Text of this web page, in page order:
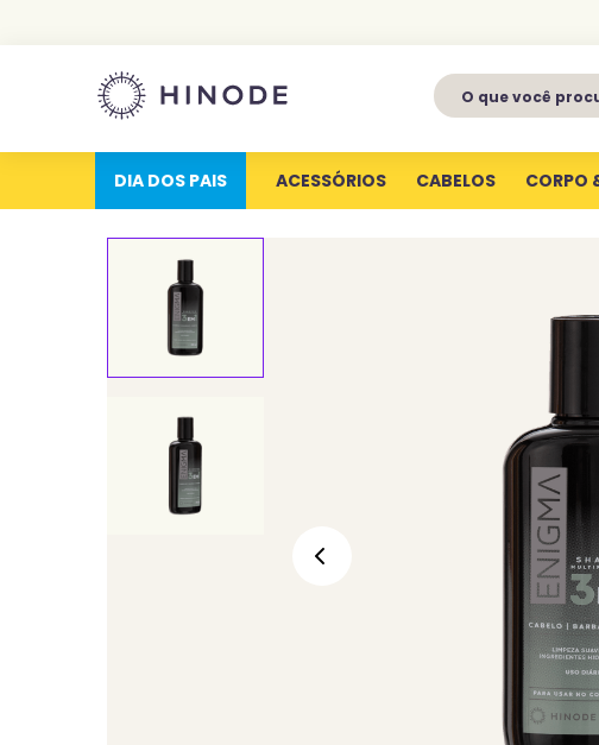
O que você
DIA DOS PAIS ACESSÓRIOS CABELOS CORPO
1º
perfumes
3º